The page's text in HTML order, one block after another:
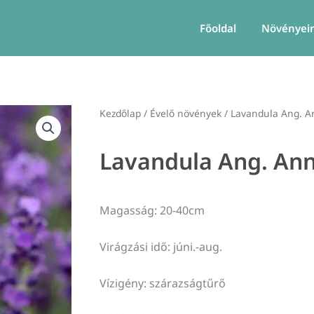
Főoldal
Kezdőlap / Évelő növények / Lavandula Ang.
Lavandula Ang.
Magasság: 20-40cm
Virágzási idő: júni.-aug.
Vízigény: szárazságtűrő